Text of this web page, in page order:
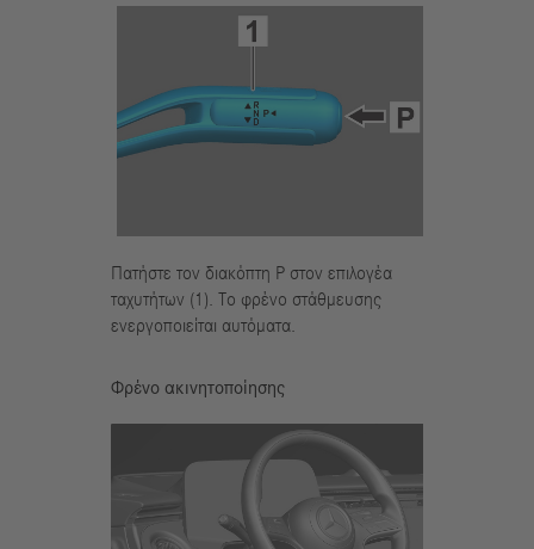
Πατήστε τον διακόπτη P στον επιλογέα
ταχυτήτων (1). Το φρένο στάθμευσης
ενεργοποιείται αυτόματα.
Φρένο ακινητοποίησης